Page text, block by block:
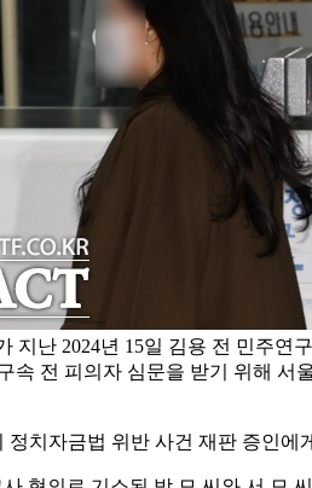
지난 2024년 15일 김용 전 민주연
속 전 피의자 심문을 받기 위해 서
치자금법 위반 사건 재판 증인